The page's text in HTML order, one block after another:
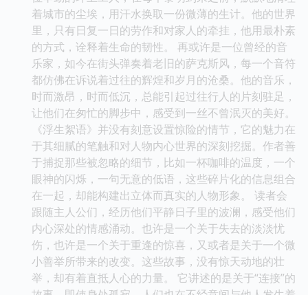
着城市的尘埃，用汗水换取一份微薄的生计。他的世界
里，只有日复一日的劳作和对家人的牵挂，他用最朴素
的方式，诠释着生命的韧性。 再或许是一位曾经的音
乐家，如今在街头弹奏着老旧的萨克斯风，每一个音符
都仿佛在诉说着过往的辉煌和岁月的沧桑。他的音乐，
时而激昂，时而低沉，总能引起过往行人的片刻驻足，
让他们在匆忙的脚步中，感受到一丝不曾泯灭的美好。
《浮生絮语》并没有刻意设置惊险的情节，它的魅力在
于其细腻的笔触和对人物内心世界的深刻挖掘。作者善
于捕捉那些被忽略的细节，比如一杯咖啡的温度，一个
眼神的闪烁，一句无意的低语，这些碎片化的信息组合
在一起，却能构建出立体而真实的人物形象。 读者会
跟随主人公们，经历他们平静日子里的波澜，感受他们
内心深处的情感涌动。也许是一个关于失去的淡淡忧
伤，也许是一个关于重逢的惊喜，又或者是关于一个微
小善举所带来的改变。这些故事，没有惊天动地的壮
举，却有着直抵人心的力量。 它讲述的是关于“连接”的